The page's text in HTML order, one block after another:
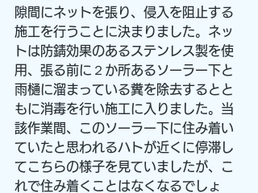
隙間にネットを張り、侵入を阻止する
施工を行うことに決まりました。ネッ
トは防錆効果のあるステンレス製を使
用、張る前に２か所あるソーラー下と
雨樋に溜まっている糞を除去するとと
もに消毒を行い施工に入りました。当
該作業間、このソーラー下に住み着い
ていたと思われるハトが近くに停滞し
てこちらの様子を見ていましたが、こ
れで住み着くことはなくなるでしょ